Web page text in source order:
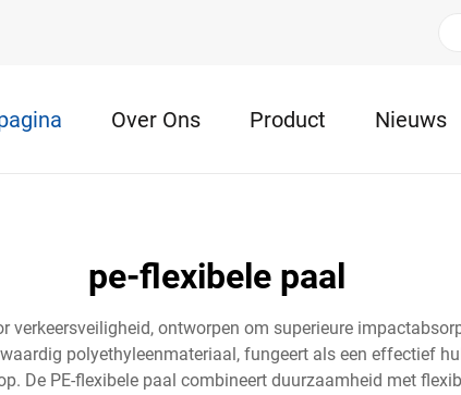
Over Ons Product Nieuws
pe-flexibele paal
verkeersveiligheid, ontworpen om superieure
polyethyleenmateriaal, fungeert als een effectief
De PE-flexibele paal combineert duurzaamheid met